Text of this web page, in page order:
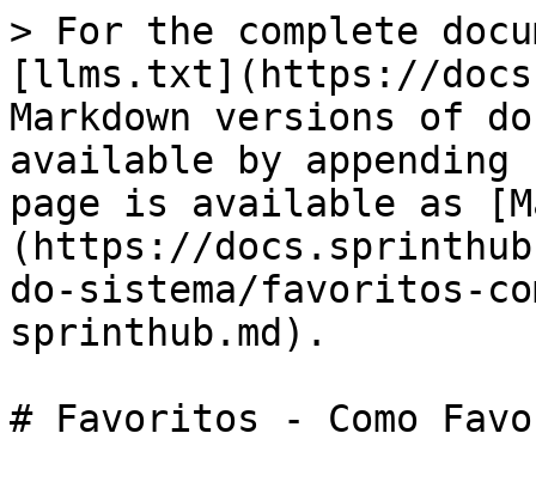
> For the complete
[llms.txt](https://
Markdown versions of
available by
page is available as
(https://
do-sistema/favoritos-
sprinthub.md).
# Favoritos - Como